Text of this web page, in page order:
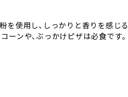
を使用し、しっかりと香りを感じる
ーンや、ぶっかけピザは必食です。